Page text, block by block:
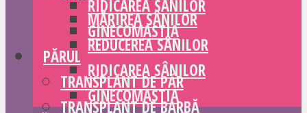
RIDICAREA SÂNILOR
GINECOMASTIA
PĂRUL
TRANSPLANT DE PĂR
TRANSPLANT DE BARBĂ
MĂRIREA SÂNILOR
REDUCEREA SÂNILOR
RIDICAREA SÂNILOR
GINECOMASTIA